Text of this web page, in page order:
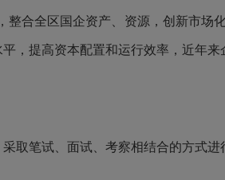
整合全区国企资产、资源，创新市
，提高资本配置和运行效率，近年来
取笔试、面试、考察相结合的方式进